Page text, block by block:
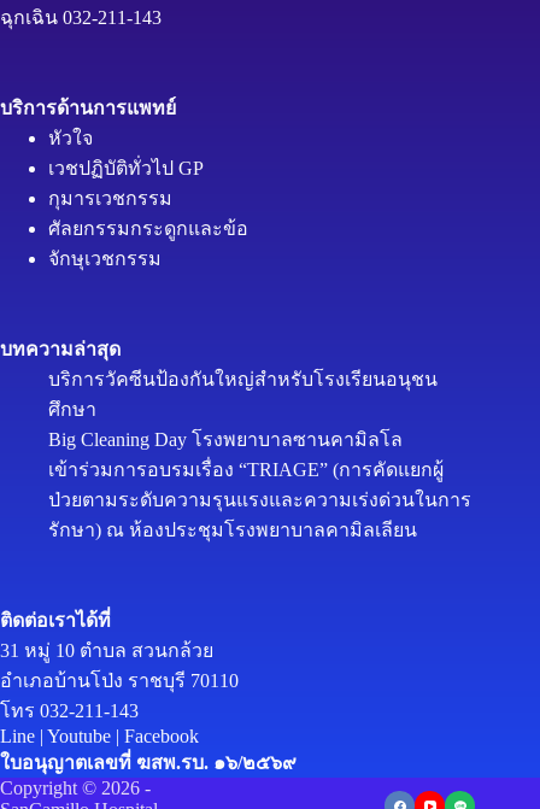
ฉุกเฉิน 032-211-143
บริการด้านการแพทย์
หัวใจ
เวชปฏิบัติทั่วไป GP
กุมารเวชกรรม
ศัลยกรรมกระดูกและข้อ
จักษุเวชกรรม
บทความล่าสุด
บริการวัคซีนป้องกันใหญ่สำหรับโรงเรียนอนุชน
ศึกษา
Big Cleaning Day โรงพยาบาลซานคามิลโล
เข้าร่วมการอบรมเรื่อง “TRIAGE” (การคัดแยกผู้
ป่วยตามระดับความรุนแรงและความเร่งด่วนในการ
รักษา) ณ ห้องประชุมโรงพยาบาลคามิลเลียน
ติดต่อเราได้ที่
31 หมู่ 10 ตำบล สวนกล้วย
อำเภอบ้านโป่ง ราชบุรี 70110
โทร 032-211-143
Line | Youtube | Facebook
ใบอนุญาตเลขที่ ฆสพ.รบ. ๑๖/๒๕๖๙
Copyright © 2026 -